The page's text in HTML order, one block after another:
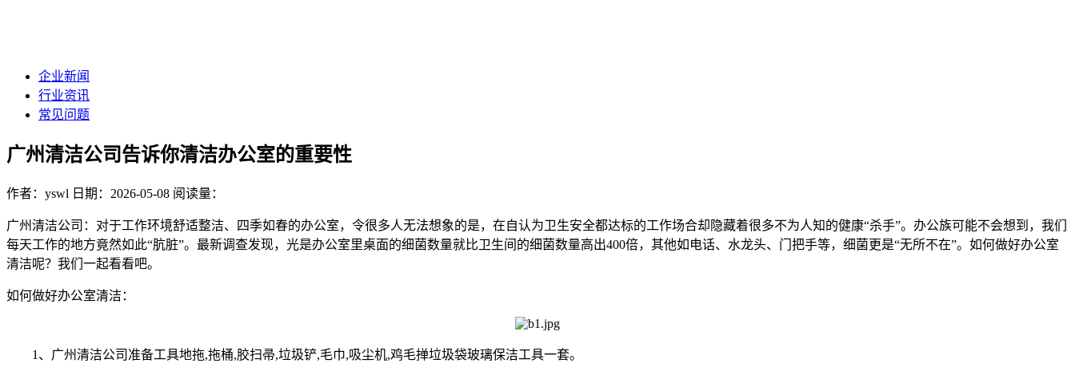
企业新闻
行业资讯
常见问题
广州清洁公司告诉你清洁办公室的重要性
作者：yswl 日期：2026-05-08 阅读量：
广州清洁公司：对于工作环境舒适整洁、四季如春的办公室，令很多人无法想象的是，在自认为卫生安全都达标的工作场合却隐藏着很多不为人知的健康“杀手”。办公族可能不会想到，我们
每天工作的地方竟然如此“肮脏”。最新调查发现，光是办公室里桌面的细菌数量就比卫生间的细菌数量高出400倍，其他如电话、水龙头、门把手等，细菌更是“无所不在”。如何做好办公室
清洁呢？我们一起看看吧。
如何做好办公室清洁：
1、广州清洁公司准备工具地拖,拖桶,胶扫帚,垃圾铲,毛巾,吸尘机,鸡毛掸垃圾袋玻璃保洁工具一套。